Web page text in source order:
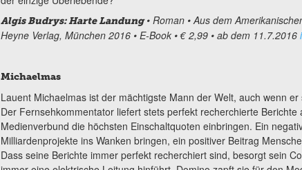
Algis Budrys: Harte Landung • Roman • Aus dem
Heyne Verlag, München 2016 • E-Book • € 2,99 • ab dem 11.7.2016
Michaelmas
Lauent Michaelmas ist der mächtigste Mann der Welt, auch wenn
Der Fernsehkommentator liefert stets perfekt recherchierte Berichte
Medienverbund die höchsten Einschaltquoten einbringen. Ein
Milliardenprojekte ins Wanken bringen, ein positiver Beitrag
Dass seine Berichte immer perfekt recherchiert sind, besorgt sein